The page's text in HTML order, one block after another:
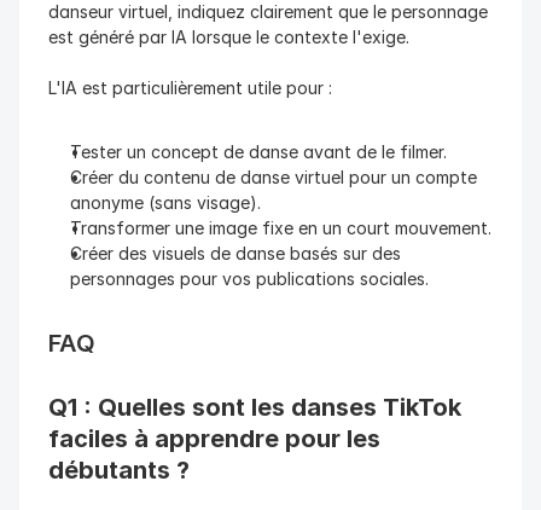
danseur virtuel, indiquez clairement que le personnage
est généré par IA lorsque le contexte l'exige.
L'IA est particulièrement utile pour :
Tester un concept de danse avant de le filmer.
Créer du contenu de danse virtuel pour un compte
anonyme (sans visage).
Transformer une image fixe en un court mouvement.
Créer des visuels de danse basés sur des
personnages pour vos publications sociales.
FAQ
Q1 : Quelles sont les danses TikTok
faciles à apprendre pour les
débutants ?